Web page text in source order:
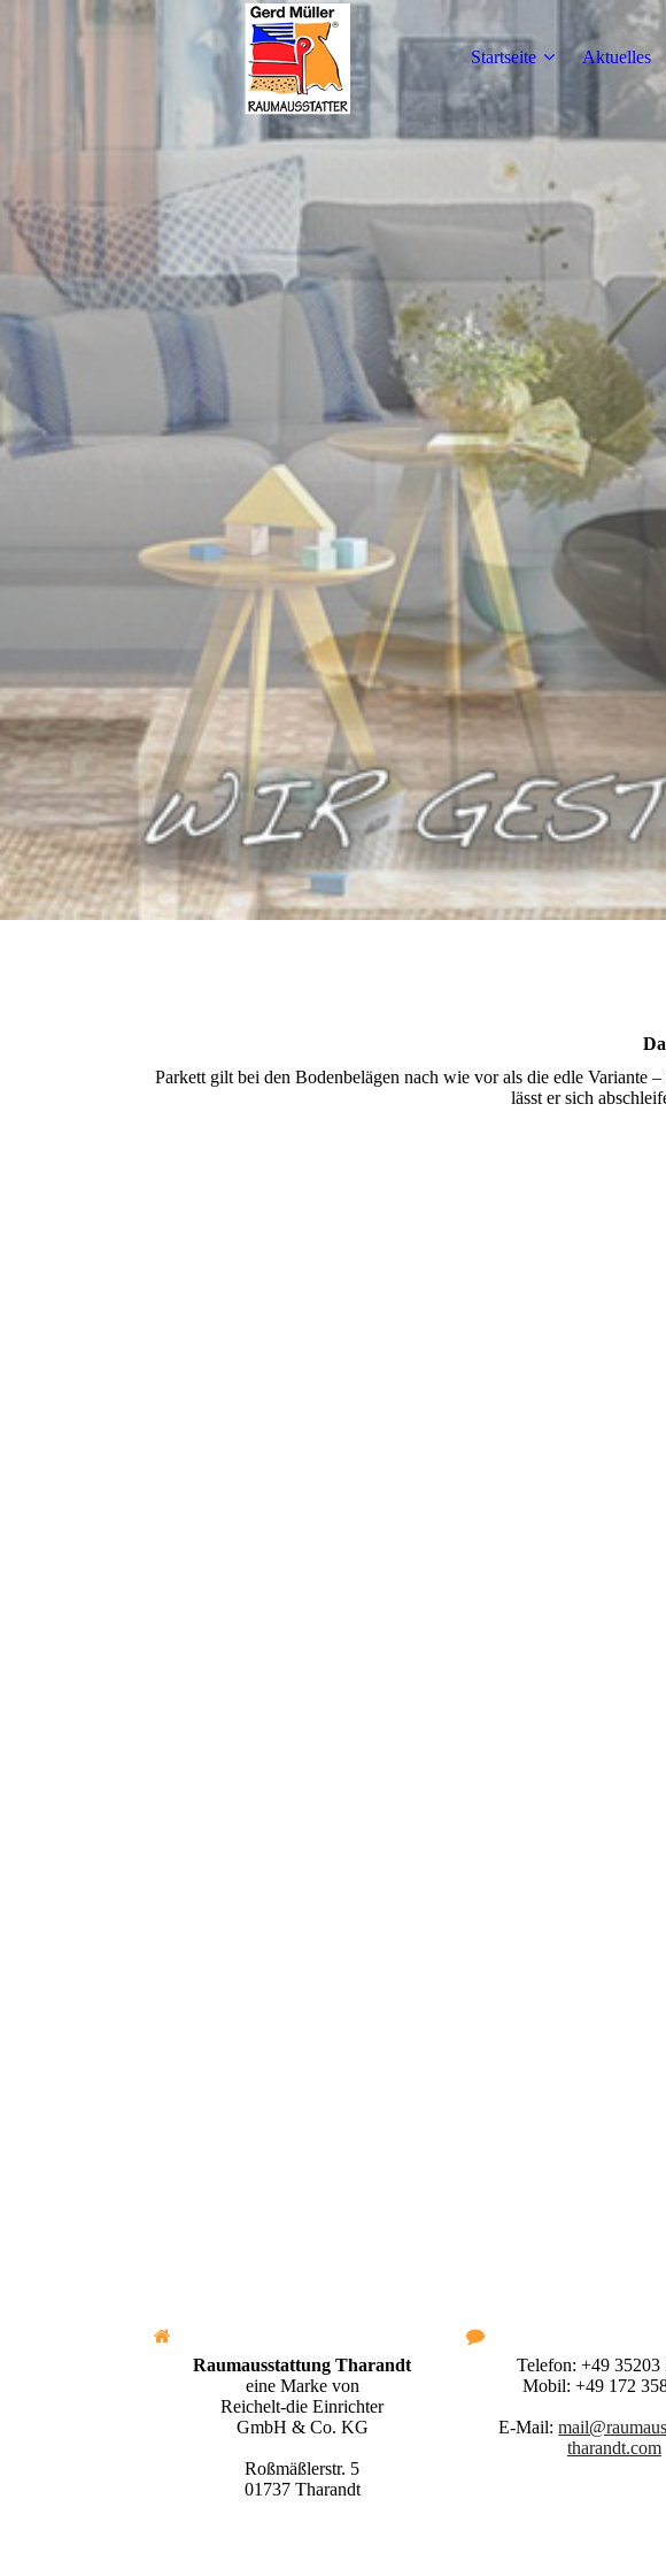
Startseite Aktuelles
Parkett gilt bei den Bodenbelägen nach wie vor als die edle Variante
lässt er sich
Raumausstattung Tharandt
eine Marke von
Reichelt-die Einrichter
GmbH & Co. KG
Roßmäßlerstr. 5
01737 Tharandt
Telefon: +49 35203
Mobil: +49 172
E-Mail:
tharandt.com